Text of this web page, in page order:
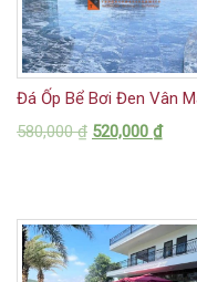
Đá Ốp Bể Bơi Đen Vân
580,000₫ 520,000 ₫